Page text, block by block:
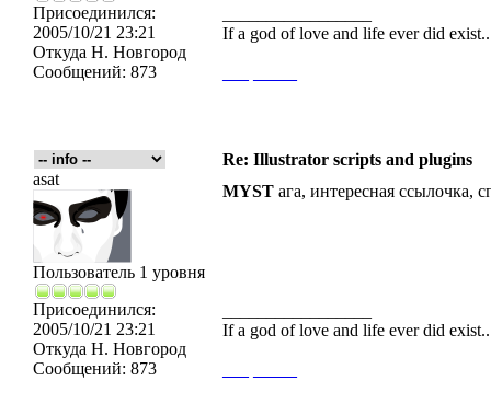
Присоединился:
2005/10/21 23:21
Откуда Н. Новгород
Сообщений: 873
If a god of love and life ever did
Re: Illustrator scripts and plugins
asat
Пользователь 1 уровня
Присоединился:
2005/10/21 23:21
Откуда Н. Новгород
Сообщений: 873
MYST ага, интересная ссылочка,
If a god of love and life ever did